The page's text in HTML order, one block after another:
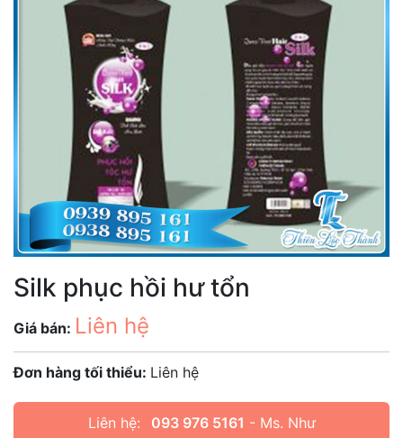
Silk phục hồi hư tổn
Giá bán: Liên hệ
Đơn hàng tối thiểu: Liên hệ
Liên hệ: 093 976 5161 - Ms. Như